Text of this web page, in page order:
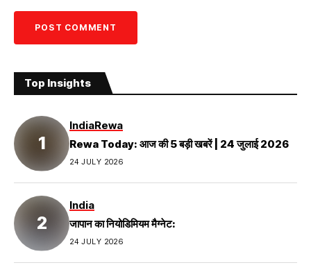
Top Insights
IndiaRewa
Rewa Today: आज की 5 बड़ी खबरें | 24 जुलाई 2026
24 JULY 2026
India
जापान का नियोडिमियम मैग्नेट:
24 JULY 2026